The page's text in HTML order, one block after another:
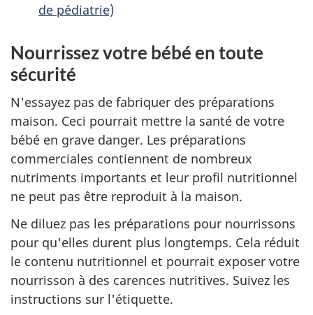
de pédiatrie)
Nourrissez votre bébé en toute
sécurité
N'essayez pas de fabriquer des préparations
maison. Ceci pourrait mettre la santé de votre
bébé en grave danger. Les préparations
commerciales contiennent de nombreux
nutriments importants et leur profil nutritionnel
ne peut pas être reproduit à la maison.
Ne diluez pas les préparations pour nourrissons
pour qu'elles durent plus longtemps. Cela réduit
le contenu nutritionnel et pourrait exposer votre
nourrisson à des carences nutritives. Suivez les
instructions sur l'étiquette.